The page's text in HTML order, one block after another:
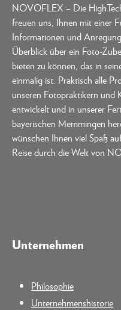
NOVOFLEX – Die
freuen uns, Ihnen mit einer
Informationen und
Überblick über ein Foto-
bieten zu können, das in
einmalig ist. Praktisch alle
unseren Fotopraktikern und
entwickelt und in unserer
bayerischen Memmingen
wünschen Ihnen viel Spaß
Reise durch die Welt von
Unternehmen
Philosophie
Unternehmenshistorie